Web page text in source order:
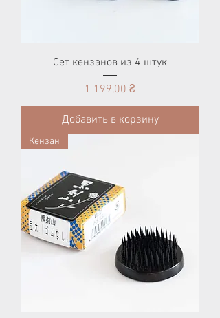
Сет кензанов из 4 штук
Цена
1 199,00 ₴
Добавить в корзину
Кензан